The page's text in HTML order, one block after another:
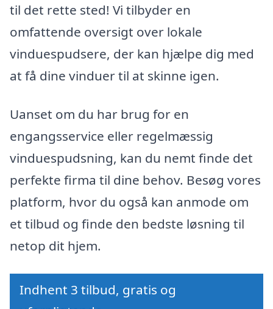
til det rette sted! Vi tilbyder en
omfattende oversigt over lokale
vinduespudsere, der kan hjælpe dig med
at få dine vinduer til at skinne igen.
Uanset om du har brug for en
engangsservice eller regelmæssig
vinduespudsning, kan du nemt finde det
perfekte firma til dine behov. Besøg vores
platform, hvor du også kan anmode om
et tilbud og finde den bedste løsning til
netop dit hjem.
Indhent 3 tilbud, gratis og